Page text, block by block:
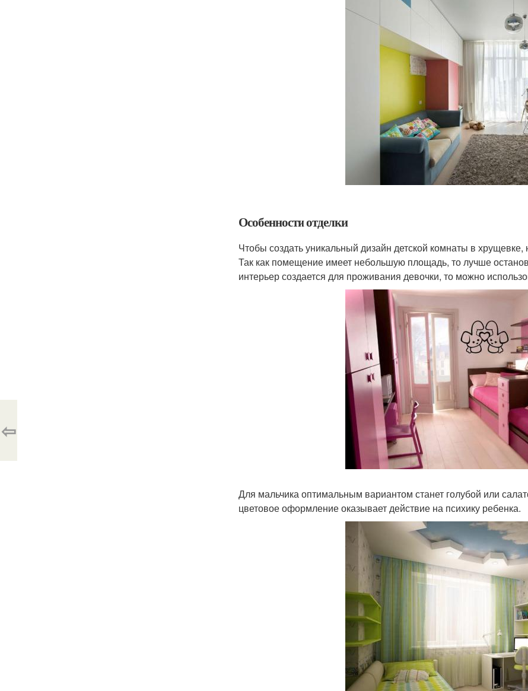
Особенности отделки
Чтобы создать уникальный дизайн детской комнаты в хрущевке,
Так как помещение имеет небольшую площадь, то лучше
интерьер создается для проживания девочки, то можно
Для мальчика оптимальным вариантом станет голубой или
цветовое оформление оказывает действие на психику ребенка.
⇦